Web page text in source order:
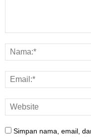
Simpan nama, email,